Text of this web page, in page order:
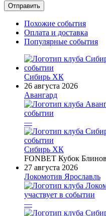
Похожие события
Оплата и доставка
Популярные события
Сибирь ХК
26 августа 2026
Авангард
—
Сибирь ХК
FONBET Кубок
27 августа 2026
Локомотив Ярославль
—